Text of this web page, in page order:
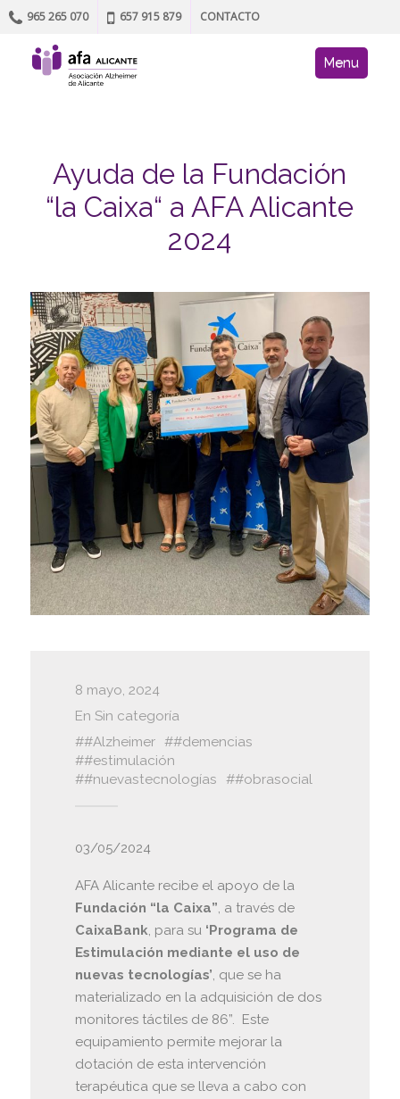
965 265 070 657 915 879 CONTACTO
AFA site
Skip to content
Menu
Ayuda de la Fundación
“la Caixa“ a AFA Alicante
2024
8 mayo, 2024
En Sin categoría
#Alzheimer
#demencias
#estimulación
#nuevastecnologías
#obrasocial
03/05/2024
AFA Alicante recibe el apoyo de la
Fundación “la Caixa”, a través de
CaixaBank, para su ‘Programa de
Estimulación mediante el uso de
nuevas tecnologías’, que se ha
materializado en la adquisición de dos
monitores táctiles de 86”. Este
equipamiento permite mejorar la
dotación de esta intervención
terapéutica que se lleva a cabo con